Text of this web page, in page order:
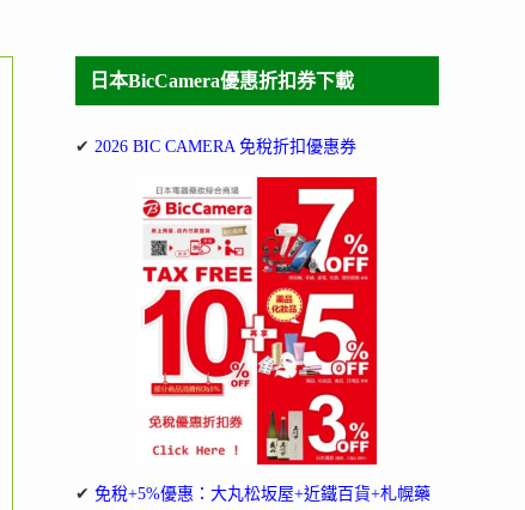
日本BicCamera優惠折扣券下載
✔ 2026 BIC CAMERA 免稅折扣優惠券
✔ 免稅+5%優惠：大丸松坂屋+近鐵百貨+札幌藥